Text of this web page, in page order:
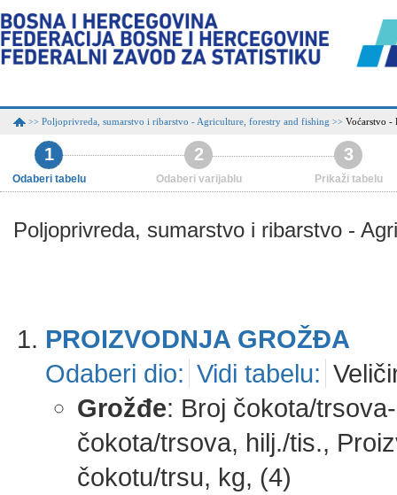
>> Poljoprivreda, sumarstvo i ribarstvo - Agriculture, forestry and fishing >> Voćarstvo -
1
Odaberi tabelu
2
Odaberi varijablu
3
Prikaži tabelu
Poljoprivreda, sumarstvo i ribarstvo -
PROIZVODNJA GROŽĐA
Odaberi dio: Vidi tabelu:
Grožđe: Broj čokota/
čokota/trsova, hilj./tis.,
čokotu/trsu, kg, (4)